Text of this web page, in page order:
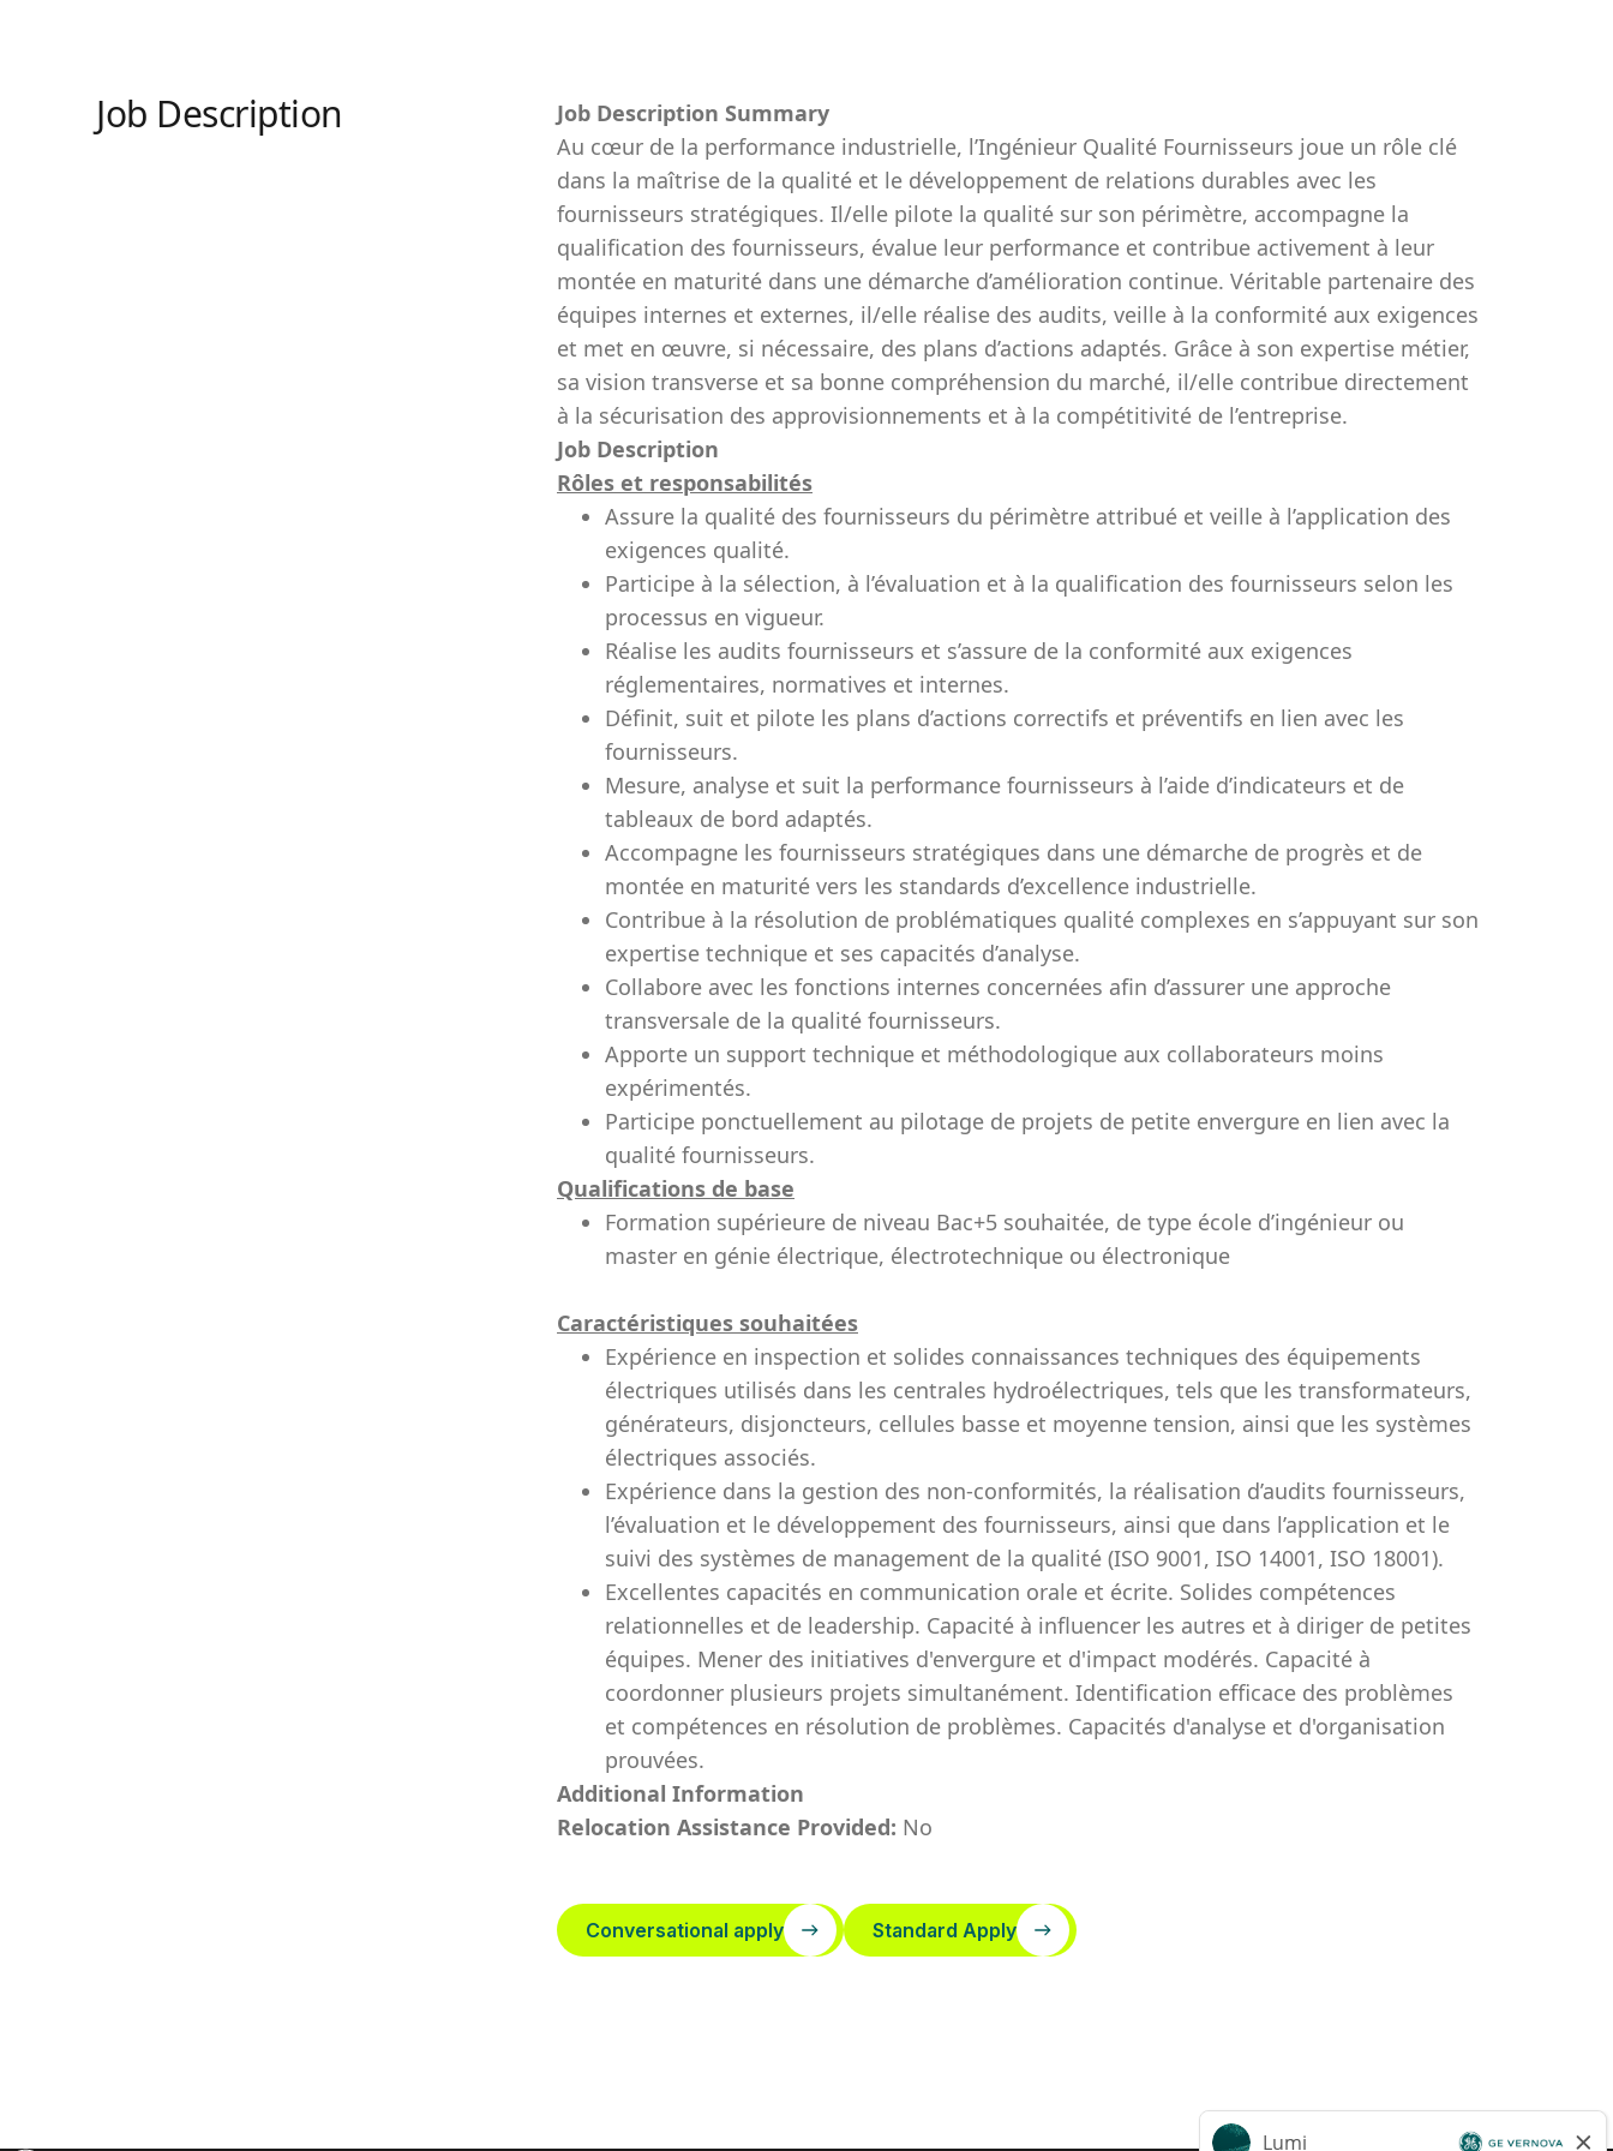
Job Description
Job Description Summary
Au cœur de la performance industrielle, l’Ingénieur Qualité Fournisseurs joue un rôle clé
dans la maîtrise de la qualité et le développement de relations durables avec les
fournisseurs stratégiques. Il/elle pilote la qualité sur son périmètre, accompagne la
qualification des fournisseurs, évalue leur performance et contribue activement à leur
montée en maturité dans une démarche d’amélioration continue. Véritable partenaire des
équipes internes et externes, il/elle réalise des audits, veille à la conformité aux exigences
et met en œuvre, si nécessaire, des plans d’actions adaptés. Grâce à son expertise métier,
sa vision transverse et sa bonne compréhension du marché, il/elle contribue directement
à la sécurisation des approvisionnements et à la compétitivité de l’entreprise.
Job Description
Rôles et responsabilités
Assure la qualité des fournisseurs du périmètre attribué et veille à l’application des
exigences qualité.
Participe à la sélection, à l’évaluation et à la qualification des fournisseurs selon les
processus en vigueur.
Réalise les audits fournisseurs et s’assure de la conformité aux exigences
réglementaires, normatives et internes.
Définit, suit et pilote les plans d’actions correctifs et préventifs en lien avec les
fournisseurs.
Mesure, analyse et suit la performance fournisseurs à l’aide d’indicateurs et de
tableaux de bord adaptés.
Accompagne les fournisseurs stratégiques dans une démarche de progrès et de
montée en maturité vers les standards d’excellence industrielle.
Contribue à la résolution de problématiques qualité complexes en s’appuyant sur son
expertise technique et ses capacités d’analyse.
Collabore avec les fonctions internes concernées afin d’assurer une approche
transversale de la qualité fournisseurs.
Apporte un support technique et méthodologique aux collaborateurs moins
expérimentés.
Participe ponctuellement au pilotage de projets de petite envergure en lien avec la
qualité fournisseurs.
Qualifications de base
Formation supérieure de niveau Bac+5 souhaitée, de type école d’ingénieur ou
master en génie électrique, électrotechnique ou électronique
Caractéristiques souhaitées
Expérience en inspection et solides connaissances techniques des équipements
électriques utilisés dans les centrales hydroélectriques, tels que les transformateurs,
générateurs, disjoncteurs, cellules basse et moyenne tension, ainsi que les systèmes
électriques associés.
Expérience dans la gestion des non-conformités, la réalisation d’audits fournisseurs,
l’évaluation et le développement des fournisseurs, ainsi que dans l’application et le
suivi des systèmes de management de la qualité (ISO 9001, ISO 14001, ISO 18001).
Excellentes capacités en communication orale et écrite. Solides compétences
relationnelles et de leadership. Capacité à influencer les autres et à diriger de petites
équipes. Mener des initiatives d'envergure et d'impact modérés. Capacité à
coordonner plusieurs projets simultanément. Identification efficace des problèmes
et compétences en résolution de problèmes. Capacités d'analyse et d'organisation
prouvées.
Additional Information
Relocation Assistance Provided: No
Conversational apply Standard Apply